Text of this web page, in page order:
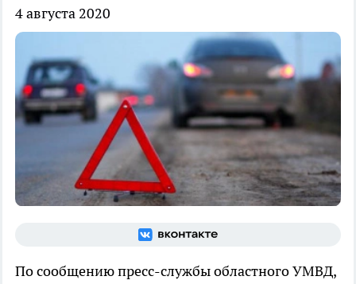
4 августа 2020
По сообщению пресс-службы областного УМВД,